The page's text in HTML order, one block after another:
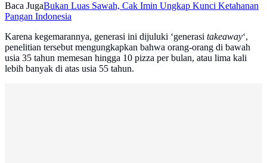
Baca JugaBukan Luas Sawah, Cak Imin Ungkap Kunci Ketahanan
Pangan Indonesia
Karena kegemarannya, generasi ini dijuluki ‘generasi takeaway‘,
penelitian tersebut mengungkapkan bahwa orang-orang di bawah
usia 35 tahun memesan hingga 10 pizza per bulan, atau lima kali
lebih banyak di atas usia 55 tahun.